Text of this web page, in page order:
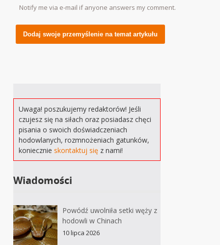
Notify me via e-mail if anyone answers my comment.
Uwaga! poszukujemy redaktorów! Jeśli
czujesz się na siłach oraz posiadasz chęci
pisania o swoich doświadczeniach
hodowlanych, rozmnożeniach gatunków,
koniecznieskontaktuj się z nami!
Wiadomości
Powódź uwolniła setki węży z
hodowli w Chinach
10 lipca 2026